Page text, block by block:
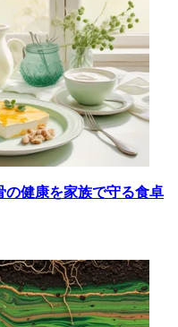
健康を家族で守る食卓